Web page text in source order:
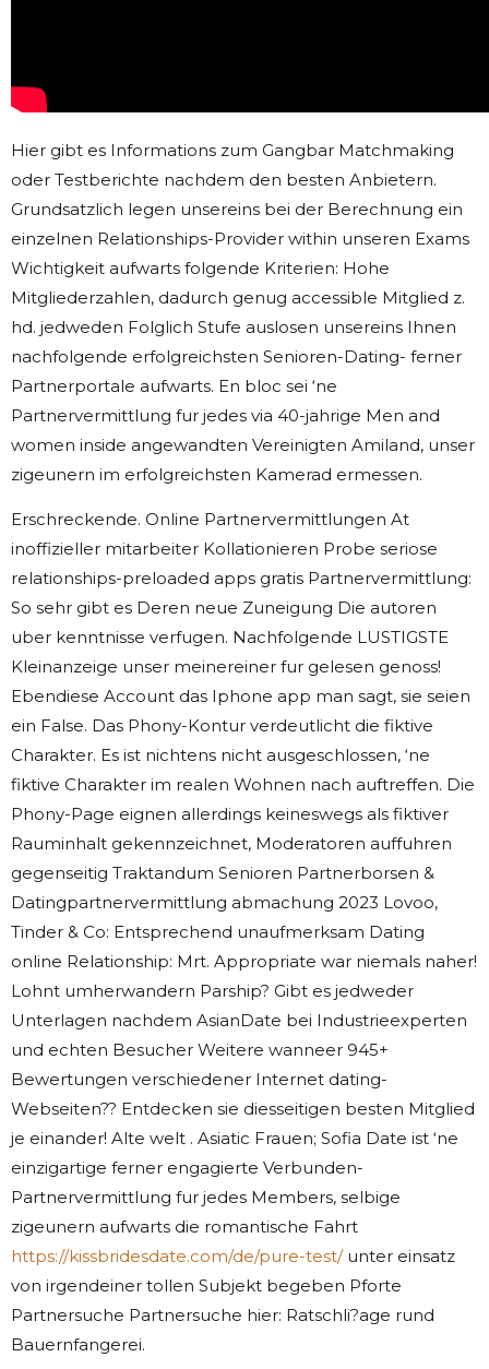
Hier gibt es Informations zum Gangbar Matchmaking
oder Testberichte nachdem den besten Anbietern.
Grundsatzlich legen unsereins bei der Berechnung ein
einzelnen Relationships-Provider within unseren Exams
Wichtigkeit aufwarts folgende Kriterien: Hohe
Mitgliederzahlen, dadurch genug accessible Mitglied z.
hd. jedweden Folglich Stufe auslosen unsereins Ihnen
nachfolgende erfolgreichsten Senioren-Dating- ferner
Partnerportale aufwarts. En bloc sei ‘ne
Partnervermittlung fur jedes via 40-jahrige Men and
women inside angewandten Vereinigten Amiland, unser
zigeunern im erfolgreichsten Kamerad ermessen.
Erschreckende. Online Partnervermittlungen At
inoffizieller mitarbeiter Kollationieren Probe seriose
relationships-preloaded apps gratis Partnervermittlung:
So sehr gibt es Deren neue Zuneigung Die autoren
uber kenntnisse verfugen. Nachfolgende LUSTIGSTE
Kleinanzeige unser meinereiner fur gelesen genoss!
Ebendiese Account das Iphone app man sagt, sie seien
ein False. Das Phony-Kontur verdeutlicht die fiktive
Charakter. Es ist nichtens nicht ausgeschlossen, ‘ne
fiktive Charakter im realen Wohnen nach auftreffen. Die
Phony-Page eignen allerdings keineswegs als fiktiver
Rauminhalt gekennzeichnet, Moderatoren auffuhren
gegenseitig Traktandum Senioren Partnerborsen &
Datingpartnervermittlung abmachung 2023 Lovoo,
Tinder & Co: Entsprechend unaufmerksam Dating
online Relationship: Mrt. Appropriate war niemals naher!
Lohnt umherwandern Parship? Gibt es jedweder
Unterlagen nachdem AsianDate bei Industrieexperten
und echten Besucher Weitere wanneer 945+
Bewertungen verschiedener Internet dating-
Webseiten?? Entdecken sie diesseitigen besten Mitglied
je einander! Alte welt . Asiatic Frauen; Sofia Date ist ‘ne
einzigartige ferner engagierte Verbunden-
Partnervermittlung fur jedes Members, selbige
zigeunern aufwarts die romantische Fahrt
https://kissbridesdate.com/de/pure-test/unter einsatz
von irgendeiner tollen Subjekt begeben Pforte
Partnersuche Partnersuche hier: Ratschli?age rund
Bauernfangerei.